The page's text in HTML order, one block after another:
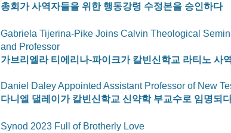
총회가 사역자들을 위한 행동강령 수정본을 승인하다
Gabriela Tijerina-Pike Joins Calvin Theological
and Professor
가브리엘라 티에리나-파이크가 칼빈신학교 라티노 사
Daniel Daley Appointed Assistant Professor of New
다니엘 댈레이가 칼빈신학교 신약학 부교수로 임명되
Synod 2023 Full of Brotherly Love